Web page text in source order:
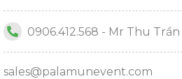
0906.412.568 - Mr Thu Trần
sales@palamunevent.com